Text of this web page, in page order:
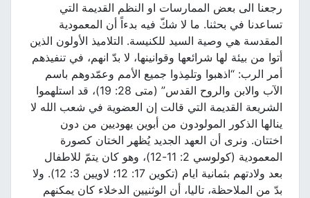
رجعنا الى بعض الممارسات او النظم القديمة التي
تساعدنا في بحثنا. ما لا شكّ فيه بدءاً أن المعمودية
المقدسة هي وصية السيد للكنيسة. التلاميذ الأولون الذين
أتوا من بيئة لها شرائعها وقوانينها، لا بدّ انهم، في تنفيذهم
أمر الرب: “اذهبوا وتلمِذوا جميع الأمم وعمّدوهم باسم
الآب والابن والروح القدس” (متى 28: 19)، قد استلهموا
الشريعة القديمة التي قالت إن العضوية في شعب الله لا
ينالها الذكور المولودون من أبوين يهوديين من دون
اختتان. ونرى أن العهد الجديد يُظهر الختان كصورة
المعمودية (كولوسي 2: 11-12)، وهو كان يتمّ للاطفال
بعد ولادتهم بثمانية ايام (تكوين 17: 12؛ لاويين 3: 12). ولا
بدّ من الملاحظة، تاليا، أن الوثنيين الدخلاء كان يمكنهم